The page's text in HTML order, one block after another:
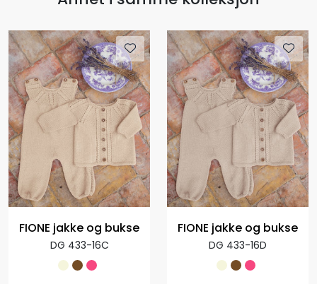
FIONE jakke og bukse
DG 433-16C
FIONE jakke og bukse
DG 433-16D